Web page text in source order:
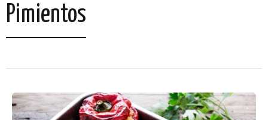
Pimientos